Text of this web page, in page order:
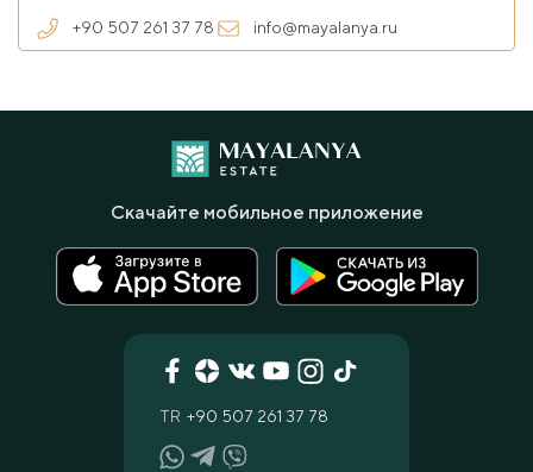
+90 507 261 37 78 info@mayalanya.ru
TR +90 507 261 37 78
Скачайте мобильное приложение